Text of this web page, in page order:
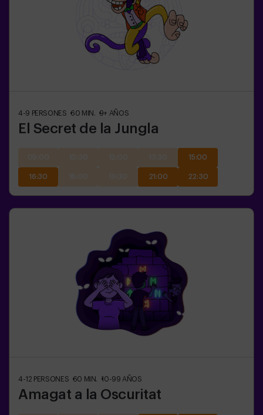
4-9 PERSONES 60 MIN. 9+ AÑOS
El Secret de la Jungla
15:00
16:30 21:00 22:30
4-12 PERSONES 60 MIN. 10-99 AÑOS
Amagat a la Oscuritat